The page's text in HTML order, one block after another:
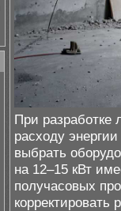
При разработке
расходу
выбрать
на 12–15 кВт
получасовых
корректировать